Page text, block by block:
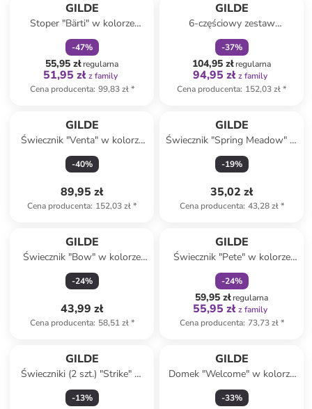
GILDE
Stoper "Bärti" w kolorze
szaro-czerwono-białym do
drzwi - 26 x 47 x 15 cm
-47%
55,95 złregularna
51,95 zł z family
Cena producenta: 99,83 zł*
GILDE
6-częściowy zestaw
dekoracyjny w różnych
kolorach - 36 x 24 x 12,5 cm
-37%
104,95 złregularna
94,95 zł z family
Cena producenta: 152,03 zł*
GILDE
Świecznik "Venta" w kolorze
beżowym - wys. 13 x Ø 20
cm
-40%
89,95 zł
Cena producenta: 152,03 zł*
GILDE
Świecznik "Spring Meadow" w
kolorze beżowo-białym - 23,5
x 11,5 x 7 cm
-19%
35,02 zł
Cena producenta: 43,28 zł*
GILDE
Świecznik "Bow" w kolorze
jasnoróżowym - 13 x 5,5 x 9,5
cm
-24%
43,99 zł
Cena producenta: 58,51 zł*
GILDE
Świecznik "Pete" w kolorze
srebrno-złoto-kremowym - 9
x 12 cm
-24%
59,95 złregularna
55,95 zł z family
Cena producenta: 73,73 zł*
GILDE
Świeczniki (2 szt.) "Strike" w
kolorze beżowym i zielonym -
10 x 20,5 x 11 cm
-13%
GILDE
Domek "Welcome" w kolorze
białym dla ptaków - 13,5 x 20
x 8 cm
-33%